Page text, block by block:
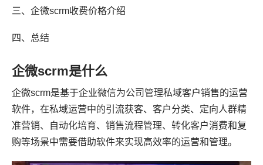
三、企微scrm收费价格介绍
四、总结
企微scrm是什么
企微scrm是基于企业微信为公司管理私域客户销售的运营
软件，在私域运营中的引流获客、客户分类、定向人群精
准营销、自动化培育、销售流程管理、转化客户消费和复
购等场景中需要借助软件来实现高效率的运营和管理。